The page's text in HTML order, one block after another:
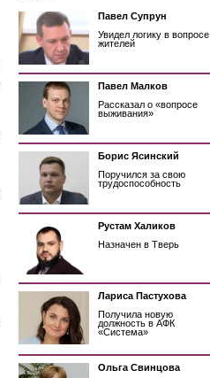
Павел Супрун
Увидел логику в вопросе
жителей
Павел Малков
Рассказал о «вопросе
выживания»
Борис Ясинский
Поручился за свою
трудоспособность
Рустам Халиков
Назначен в Тверь
Лариса Пастухова
Получила новую
должность в АФК
«Система»
Ольга Свинцова